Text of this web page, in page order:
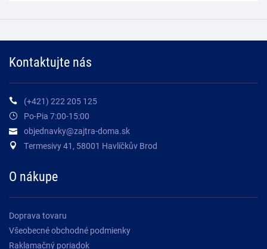
Kontaktujte nás
(+421) 222 205 125
Po-Pia 7:00-15:00
objednavky@zajtra-doma.sk
Termesivy 41, 58001 Havlíčkův Brod
O nákupe
Doprava tovaru
Všeobecné obchodné podmienky
Raklamačný poriadok